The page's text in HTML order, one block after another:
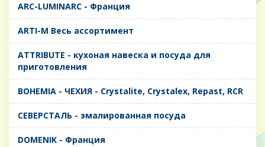
ARC-LUMINARC - Франция
ARTI-M Весь ассортимент
ATTRIBUTE - кухоная навеска и посуда для
приготовления
BOHEMIA - ЧЕХИЯ - Crystalite, Crystalex, Repast, RCR
CЕВЕРСТАЛЬ - эмалированная посуда
DOMENIK - Франция